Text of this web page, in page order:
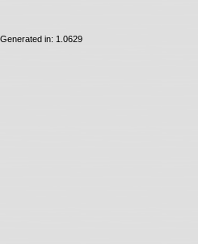
Generated in: 1.0629